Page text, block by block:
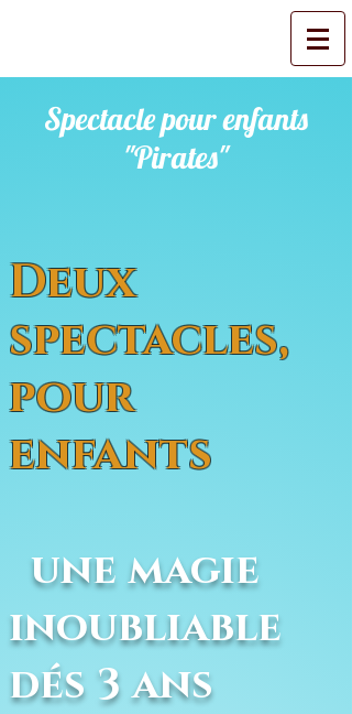
Spectacle pour enfants
"Pirates"
Deux
spectacles,
pour
enfants
une magie
inoubliable
dés 3 ans